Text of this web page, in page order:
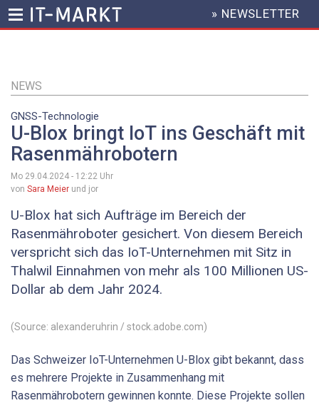
Inhalt
HEADER
MENU
» NEWSLETTER
NEWS
GNSS-Technologie
U-Blox bringt IoT ins Geschäft mit
Rasenmährobotern
Mo 29.04.2024 - 12:22 Uhr
von Sara Meier und jor
U-Blox hat sich Aufträge im Bereich der
Rasenmähroboter gesichert. Von diesem Bereich
verspricht sich das IoT-Unternehmen mit Sitz in
Thalwil Einnahmen von mehr als 100 Millionen US-
Dollar ab dem Jahr 2024.
(Source: alexanderuhrin / stock.adobe.com)
Das Schweizer IoT-Unternehmen U-Blox gibt bekannt, dass
es mehrere Projekte in Zusammenhang mit
Rasenmährobotern gewinnen konnte. Diese Projekte sollen